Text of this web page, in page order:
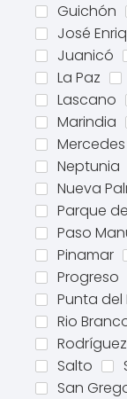
Guichón
José
Juanicó
La Paz
Lascano
Marindia
Mercedes
Neptunia
Nueva
Parque
Paso
Pinamar
Progreso
Punta del
Rio
Rodríguez
Salto
San